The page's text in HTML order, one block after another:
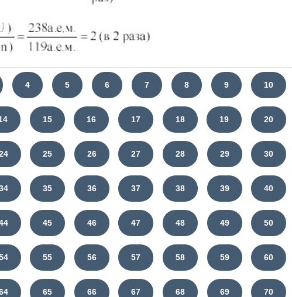
4 5 6 7 8 9 10
15 16 17 18 19 20
25 26 27 28 29 30
35 36 37 38 39 40
45 46 47 48 49 50
55 56 57 58 59 60
65 66 67 68 69 70